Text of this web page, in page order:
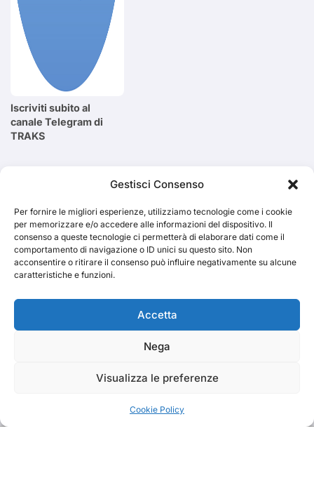
Gestisci Consenso
Per fornire le migliori esperienze, utilizziamo tecnologie come i cookie
per memorizzare e/o accedere alle informazioni del dispositivo. Il
consenso a queste tecnologie ci permetterà di elaborare dati come il
comportamento di navigazione o ID unici su questo sito. Non
acconsentire o ritirare il consenso può influire negativamente su alcune
caratteristiche e funzioni.
Accetta
Nega
Visualizza le preferenze
Cookie Policy
Iscriviti subito al
canale Telegram di
TRAKS
Cerca
TRAKS
Dal 2014 musica indipendente ed emergente